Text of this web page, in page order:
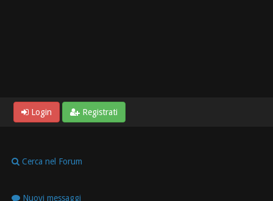
Login Registrati
Cerca nel Forum
Nuovi messaggi